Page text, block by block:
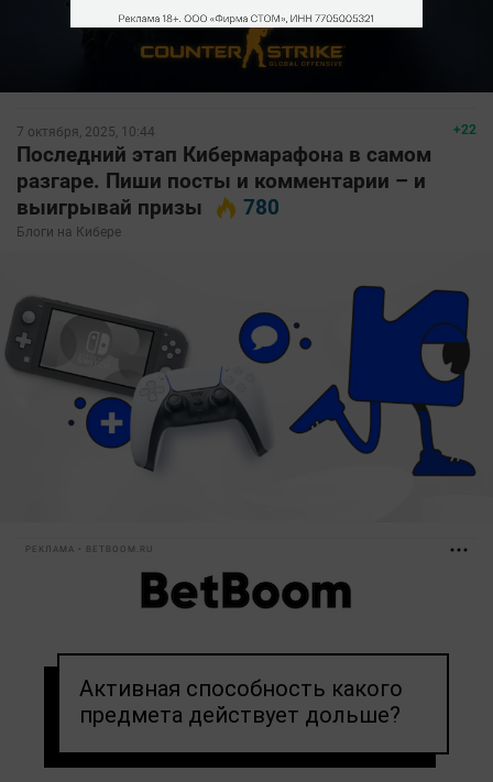
+22
7 октября, 2025, 10:44
Последний этап Кибермарафона в самом
разгаре. Пиши посты и комментарии – и
выигрывай призы
780
Блоги на Кибере
РЕКЛАМА • BETBOOM.RU